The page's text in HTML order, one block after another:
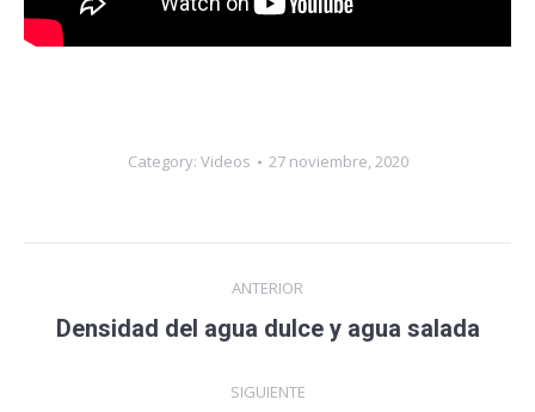
Category: Videos 27 noviembre, 2020
entre
publicaciones
ANTERIOR
Publicación
anterior:
Densidad del agua dulce y agua salada
SIGUIENTE